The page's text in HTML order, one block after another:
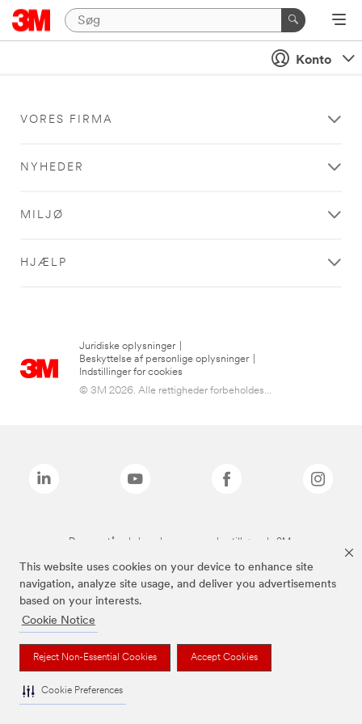
This website uses cookies on your device to enhance site
navigation, analyze site usage, and deliver you advertisements
based on your interests.
Cookie Notice
Reject Non-Essential Cookies Accept Cookies
Cookie Preferences
Konto
VORES FIRMA
NYHEDER
MILJØ
HJÆLP
Juridiske oplysninger
Beskyttelse af personlige oplysninger
Indstillinger for cookies
© 3M 2026. Alle rettigheder forbeholdes...
De ovenstående brands er varemærker tilhørende 3M.